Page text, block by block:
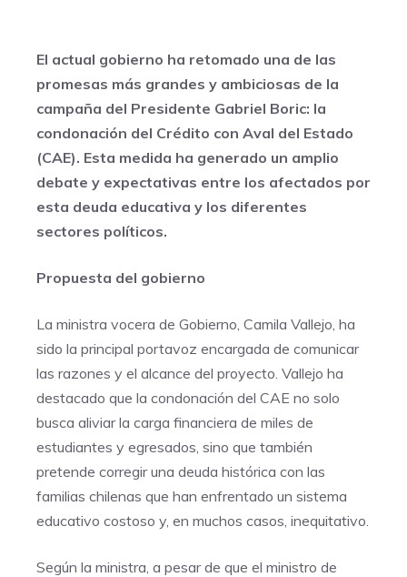
El actual gobierno ha retomado una de las
promesas más grandes y ambiciosas de la
campaña del Presidente Gabriel Boric: la
condonación del Crédito con Aval del Estado
(CAE). Esta medida ha generado un amplio
debate y expectativas entre los afectados por
esta deuda educativa y los diferentes
sectores políticos.
Propuesta del gobierno
La ministra vocera de Gobierno, Camila Vallejo, ha
sido la principal portavoz encargada de comunicar
las razones y el alcance del proyecto. Vallejo ha
destacado que la condonación del CAE no solo
busca aliviar la carga financiera de miles de
estudiantes y egresados, sino que también
pretende corregir una deuda histórica con las
familias chilenas que han enfrentado un sistema
educativo costoso y, en muchos casos, inequitativo.
Según la ministra, a pesar de que el ministro de